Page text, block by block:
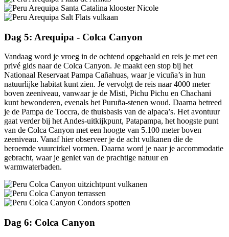
Dag 5: Arequipa - Colca Canyon
Vandaag word je vroeg in de ochtend opgehaald en reis je met een
privé gids naar de Colca Canyon. Je maakt een stop bij het
Nationaal Reservaat Pampa Cañahuas, waar je vicuña’s in hun
natuurlijke habitat kunt zien. Je vervolgt de reis naar 4000 meter
boven zeeniveau, vanwaar je de Misti, Pichu Pichu en Chachani
kunt bewonderen, evenals het Puruña-stenen woud. Daarna betreed
je de Pampa de Toccra, de thuisbasis van de alpaca’s. Het avontuur
gaat verder bij het Andes-uitkijkpunt, Patapampa, het hoogste punt
van de Colca Canyon met een hoogte van 5.100 meter boven
zeeniveau. Vanaf hier observeer je de acht vulkanen die de
beroemde vuurcirkel vormen. Daarna word je naar je accommodatie
gebracht, waar je geniet van de prachtige natuur en
warmwaterbaden.
Dag 6: Colca Canyon